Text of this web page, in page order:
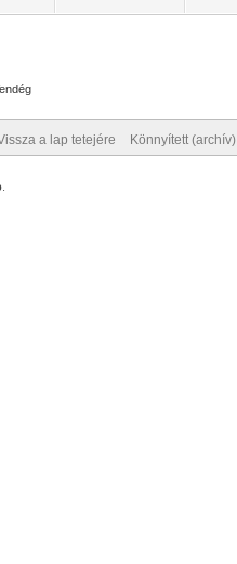
a lap tetejére Könnyített